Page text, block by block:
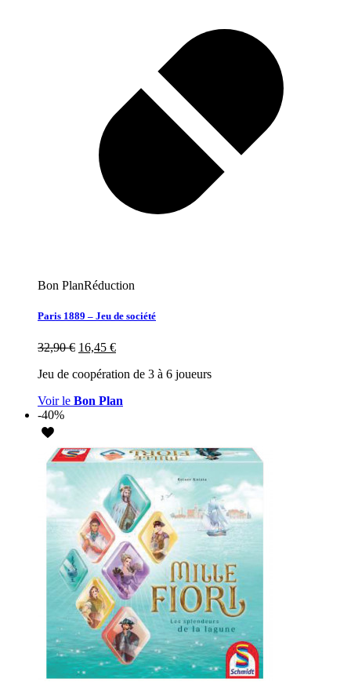
Bon PlanRéduction
Paris 1889 – Jeu de société
32,90€ 16,45 €
Jeu de coopération de 3 à 6 joueurs
Voir le Bon Plan
-40%